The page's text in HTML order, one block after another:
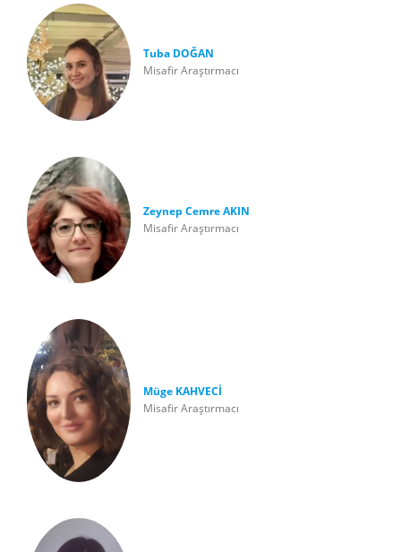
Tuba DOĞAN
Misafir Araştırmacı
Zeynep Cemre AKIN
Misafir Araştırmacı
Müge KAHVECİ
Misafir Araştırmacı